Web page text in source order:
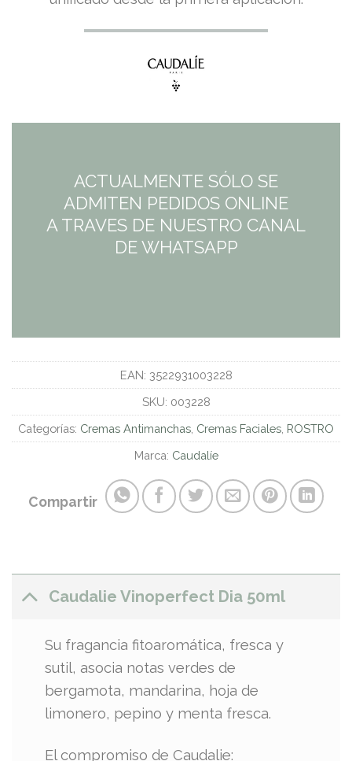
ACTUALMENTE SÓLO SE
ADMITEN PEDIDOS ONLINE
A TRAVES DE NUESTRO CANAL
DE WHATSAPP
EAN: 3522931003228
SKU: 003228
Categorías: Cremas Antimanchas Cremas Faciales ROSTRO
Marca: Caudalíe
Compartir
Caudalie Vinoperfect Dia 50ml
Su fragancia fitoaromática, fresca y
sutil, asocia notas verdes de
bergamota, mandarina, hoja de
limonero, pepino y menta fresca.
El compromiso de Caudalie: